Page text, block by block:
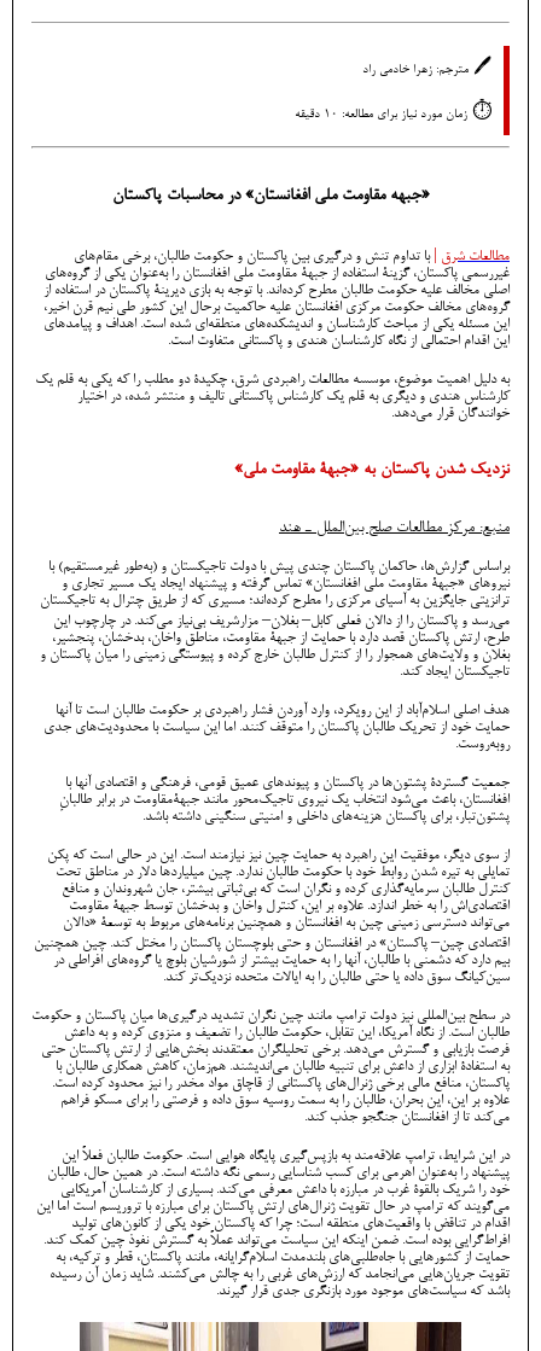
🖊️ مترجم: زهرا خادمی راد
⏱️ زمان مورد نیاز برای مطالعه: 10 دقیقه
«جبهه مقاومت ملی افغانستان» در محاسبات پاکستان
مطالعات شرق
با تداوم تنش و درگیری بین پاکستان و حکومت طالبان، برخی مقام‌های
غیررسمی پاکستان، گزینۀ استفاده از جبهۀ مقاومت ملی افغانستان را به‌عنوان یکی از گروه‌های
اصلی مخالف علیه حکومت طالبان مطرح کرده‌اند. با توجه به بازی دیرینۀ پاکستان در استفاده از
گروه‌های مخالف حکومت مرکزی افغانستان علیه حاکمیت برحال این کشور طی نیم قرن اخیر،
این مسئله یکی از مباحث کارشناسان و اندیشکده‌های منطقه‌ای شده است. اهداف و پیامدهای
این اقدام احتمالی از نگاه کارشناسان هندی و پاکستانی متفاوت است.
به دلیل اهمیت موضوع، موسسه مطالعات راهبردی شرق، چکیدۀ دو مطلب را که یکی به قلم یک
کارشناس هندی و دیگری به قلم یک کارشناس پاکستانی تالیف و منتشر شده، در اختیار
خوانندگان قرار می‌دهد.
نزدیک شدن پاکستان به «جبهۀ مقاومت ملی»
منبع: مرکز مطالعات صلح بین‌الملل ـ هند
براساس گزارش‌ها، حاکمان پاکستان چندی پیش با دولت تاجیکستان و (به‌طور غیرمستقیم) با
نیروهای «جبهۀ مقاومت ملی افغانستان» تماس گرفته‌ و پیشنهاد ایجاد یک مسیر تجاری و
ترانزیتی جایگزین به آسیای مرکزی را مطرح کرده‌اند؛ مسیری که از طریق چترال به تاجیکستان
می‌رسد و پاکستان را از دالان فعلی کابل– بغلان– مزارشریف بی‌نیاز می‌کند. در چارچوب این
طرح، ارتش پاکستان قصد دارد با حمایت از جبهۀ مقاومت، مناطق واخان، بدخشان، پنجشیر،
بغلان و ولایت‌های همجوار را از کنترل طالبان خارج کرده و پیوستگی زمینی را میان پاکستان و
تاجیکستان ایجاد کند.
هدف اصلی اسلام‌آباد از این رویکرد، وارد آوردن فشار راهبردی بر حکومت طالبان است تا آنها
حمایت خود از تحریک طالبان پاکستان را متوقف کنند. اما این سیاست با محدودیت‌های جدی
روبه‌روست.
جمعیت گستردۀ پشتون‌ها در پاکستان و پیوندهای عمیق قومی، فرهنگی و اقتصادی آنها با
افغانستان، باعث می‌شود انتخاب یک نیروی تاجیک‌محور مانند جبهۀمقاومت در برابر طالبانِ
پشتون‌تبار، برای پاکستان هزینه‌های داخلی و امنیتی سنگینی داشته باشد.
از سوی دیگر، موفقیت این راهبرد به حمایت چین نیز نیازمند است. این در حالی است که پکن
تمایلی به تیره شدن روابط خود با حکومت طالبان ندارد. چین میلیاردها دلار در مناطق تحت
کنترل طالبان سرمایه‌گذاری کرده و نگران است که بی‌ثباتی بیشتر، جان شهروندان و منافع
اقتصادی‌اش را به خطر اندازد. علاوه بر این، کنترل واخان و بدخشان توسط جبهۀ مقاومت
می‌تواند دسترسی زمینی چین به افغانستان و همچنین برنامه‌های مربوط به توسعۀ «دالان
اقتصادی چین– پاکستان» در افغانستان و حتی بلوچستان پاکستان را مختل کند. چین همچنین
بیم دارد که دشمنی با طالبان، آنها را به حمایت بیشتر از شورشیان بلوچ یا گروه‌های افراطی در
سین‌کیانگ سوق داده یا حتی طالبان را به ایالات متحده نزدیک‌تر کند.
در سطح بین‌المللی نیز دولت ترامپ مانند چین نگران تشدید درگیری‌ها میان پاکستان و حکومت
طالبان است. از نگاه آمریکا، این تقابل، حکومت طالبان را تضعیف و منزوی کرده و به داعش
فرصت بازیابی و گسترش می‌دهد. برخی تحلیلگران معتقدند بخش‌هایی از ارتش پاکستان حتی
به استفادۀ ابزاری از داعش برای تنبیه طالبان می‌اندیشند. هم‌زمان، کاهش همکاری طالبان با
پاکستان، منافع مالی برخی ژنرال‌های پاکستانی از قاچاق مواد مخدر را نیز محدود کرده است.
علاوه بر این، این بحران، طالبان را به سمت روسیه سوق داده و فرصتی را برای مسکو فراهم
می‌کند تا از افغانستان جنگجو جذب کند.
در این شرایط، ترامپ علاقه‌مند به بازپس‌گیری پایگاه هوایی است. حکومت طالبان فعلاً این
پیشنهاد را به‌عنوان اهرمی برای کسب شناسایی رسمی نگه داشته‌ است. در همین حال، طالبان
خود را شریک بالقوۀ غرب در مبارزه با داعش معرفی می‌کند. بسیاری از کارشناسان آمریکایی
می‌گویند که ترامپ در حال تقویت ژنرال‌های ارتش پاکستان برای مبارزه با تروریسم است اما این
اقدام در تناقض با واقعیت‌های منطقه است؛ چرا که پاکستان خود یکی از کانون‌های تولید
افراط‌گرایی بوده است. ضمن اینکه این سیاست‌ می‌تواند عملاً به گسترش نفوذ چین کمک ‌کند.
حمایت از کشورهایی با جاه‌طلبی‌های بلندمدت اسلام‌گرایانه، مانند پاکستان، قطر و ترکیه، به
تقویت جریان‌هایی می‌انجامد که ارزش‌های غربی را به چالش می‌کشند. شاید زمان آن رسیده
باشد که سیاست‌های موجود مورد بازنگری جدی قرار گیرند.